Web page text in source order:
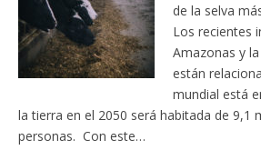
de la selva
Los recientes
Amazonas y
están
mundial está
la tierra en el 2050 será habitada de 9,1
personas. Con este…